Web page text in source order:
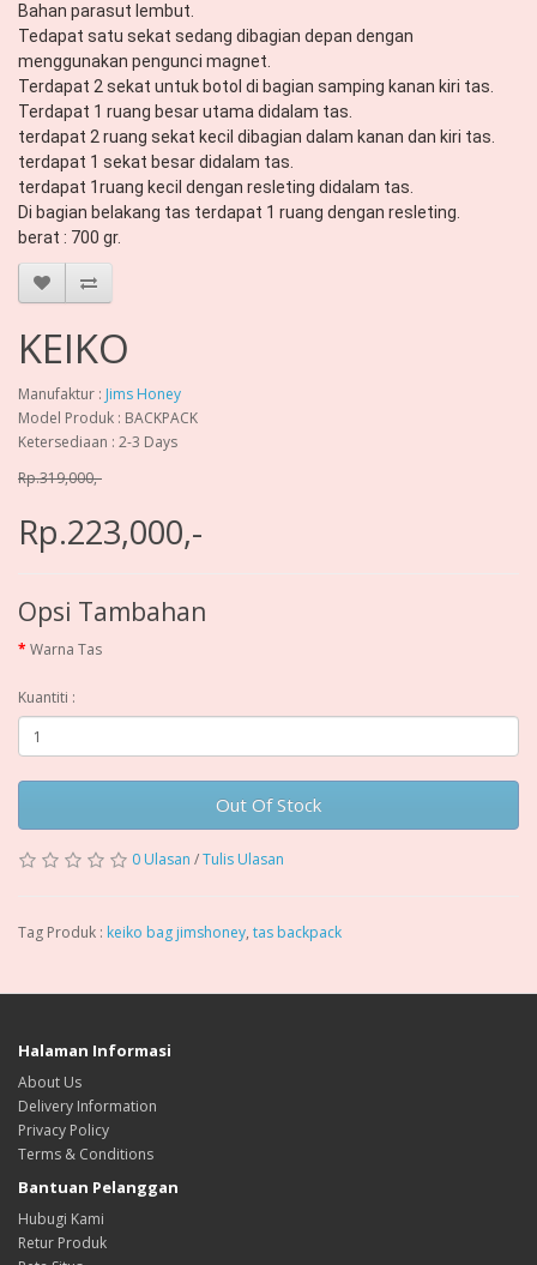
Bahan parasut lembut.
Tedapat satu sekat sedang dibagian depan dengan
menggunakan pengunci magnet.
Terdapat 2 sekat untuk botol di bagian samping kanan kiri tas.
Terdapat 1 ruang besar utama didalam tas.
terdapat 2 ruang sekat kecil dibagian dalam kanan dan kiri tas.
terdapat 1 sekat besar didalam tas.
terdapat 1ruang kecil dengan resleting didalam tas.
Di bagian belakang tas terdapat 1 ruang dengan resleting.
berat : 700 gr.
KEIKO
Manufaktur : Jims Honey
Model Produk : BACKPACK
Ketersediaan : 2-3 Days
Rp.319,000,-
Rp.223,000,-
Opsi Tambahan
Warna Tas
Kuantiti :
Out Of Stock
0 Ulasan /Tulis Ulasan
Tag Produk : keiko bag jimshoney, tas backpack
Halaman Informasi
About Us
Delivery Information
Privacy Policy
Terms & Conditions
Bantuan Pelanggan
Hubugi Kami
Retur Produk